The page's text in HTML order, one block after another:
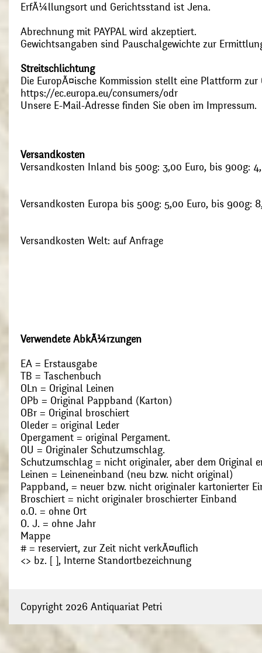
ErfÃ¼llungsort und Gerichtsstand ist Jena.
Abrechnung mit PAYPAL wird akzeptiert.
Gewichtsangaben sind Pauschalgewichte zur
Streitschlichtung
Die EuropÃ¤ische Kommission stellt eine Plattform
https://ec.europa.eu/consumers/odr
Unsere E-Mail-Adresse finden Sie oben im Impressum.
Versandkosten
Versandkosten Inland bis 500g: 3,00 Euro, bis 900g:
Versandkosten Europa bis 500g: 5,00 Euro, bis 900g:
Versandkosten Welt: auf Anfrage
Verwendete AbkÃ¼rzungen
EA = Erstausgabe
TB = Taschenbuch
OLn = Original Leinen
OPb = Original Pappband (Karton)
OBr = Original broschiert
Oleder = original Leder
Opergament = original Pergament.
OU = Originaler Schutzumschlag.
Schutzumschlag = nicht originaler, aber dem Original
Leinen = Leineneinband (neu bzw. nicht original)
Pappband, = neuer bzw. nicht originaler kartonierter
Broschiert = nicht originaler broschierter Einband
o.O. = ohne Ort
O. J. = ohne Jahr
Mappe
# = reserviert, zur Zeit nicht verkÃ¤uflich
<> bz. [ ], Interne Standortbezeichnung
Copyright 2026 Antiquariat Petri